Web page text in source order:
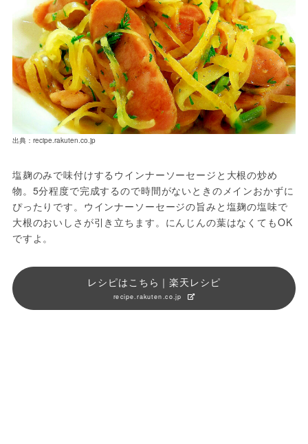
出典：recipe.rakuten.co.jp
塩麹のみで味付けするウインナーソーセージと大根の炒め
物。5分程度で完成するので時間がないときのメインおかずに
ぴったりです。ウインナーソーセージの旨みと塩麹の塩味で
大根のおいしさが引き立ちます。にんじんの葉はなくてもOK
ですよ。
レシピはこちら｜楽天レシピ
recipe.rakuten.co.jp